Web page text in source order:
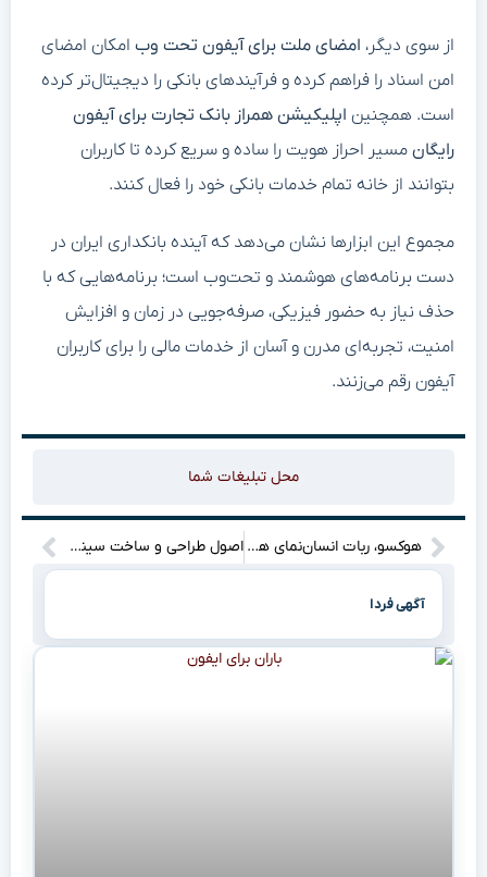
از سوی دیگر، امضای ملت برای آیفون تحت وب امکان امضای
امن اسناد را فراهم کرده و فرآیندهای بانکی را دیجیتال‌تر کرده
است. همچنین اپلیکیشن همراز بانک تجارت برای آیفون
رایگان مسیر احراز هویت را ساده و سریع کرده تا کاربران
بتوانند از خانه تمام خدمات بانکی خود را فعال کنند.
مجموع این ابزارها نشان می‌دهد که آینده بانکداری ایران در
دست برنامه‌های هوشمند و تحت‌وب است؛ برنامه‌هایی که با
حذف نیاز به حضور فیزیکی، صرفه‌جویی در زمان و افزایش
امنیت، تجربه‌ای مدرن و آسان از خدمات مالی را برای کاربران
آیفون رقم می‌زنند.
محل تبلیغات شما
هوکسو، ربات انسان‌نمای هوشمند، وارد نیروگاه هسته‌ای شد؛ تلفیق رباتیک و هوش مصنوعی برای افزایش ایمنی! اصول طراحی و ساخت سینمای خصوصی در خانه یا ویلا
آگهی فردا